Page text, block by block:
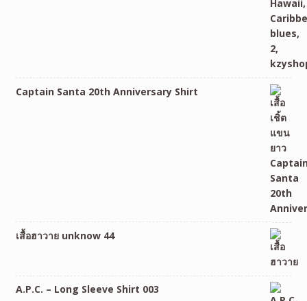
Captain Santa 20th Anniversary Shirt
เสื้อฮาวาย unknow 44
A.P.C. – Long Sleeve Shirt 003